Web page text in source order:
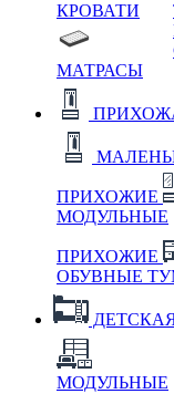
КРОВАТИ
МАТРАСЫ
ПРИХОЖИЕ
МОДУЛЬНЫЕ
ПРИХОЖИЕ
ОБУВНЫЕ
МОДУЛЬНЫЕ